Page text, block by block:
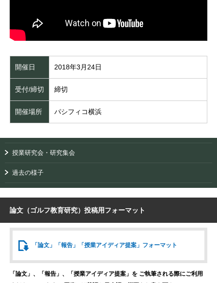
開催日 2018年3月24日
受付/締切 締切
開催場所 パシフィコ横浜
授業研究会・研究集会
過去の様子
論文（ゴルフ教育研究）投稿用フォーマット
「論文」「報告」 「授業アイディア提案」 フォーマット
「論文」、「報告」、「授業アイディア提案」を ご執筆される際にご利用